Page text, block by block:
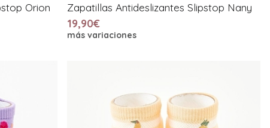
Orion Zapatillas Antideslizantes Slipstop Nany
19,90€
más variaciones